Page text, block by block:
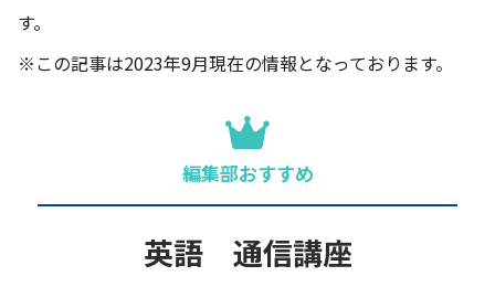
す。
※この記事は2023年9月現在の情報となっております。
編集部おすすめ
英語 通信講座